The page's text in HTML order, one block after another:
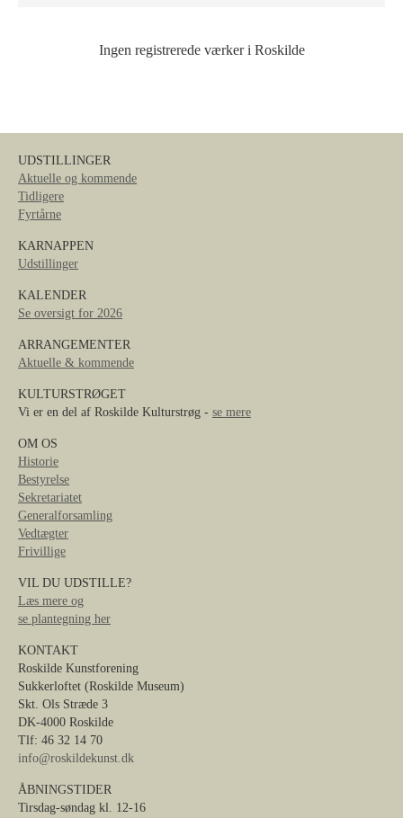
Ingen registrerede værker i Roskilde
UDSTILLINGER
Aktuelle og kommende
Tidligere
Fyrtårne
KARNAPPEN
Udstillinger
KALENDER
Se oversigt for 2026
ARRANGEMENTER
Aktuelle & kommende
KULTURSTRØGET
Vi er en del af Roskilde Kulturstrøg - se mere
OM OS
Historie
Bestyrelse
Sekretariatet
Generalforsamling
Vedtægter
Frivillige
VIL DU UDSTILLE?
Læs mere og
se plantegning her
KONTAKT
Roskilde Kunstforening
Sukkerloftet (Roskilde Museum)
Skt. Ols Stræde 3
DK-4000 Roskilde
Tlf: 46 32 14 70
info@roskildekunst.dk
ÅBNINGSTIDER
Tirsdag-søndag kl. 12-16